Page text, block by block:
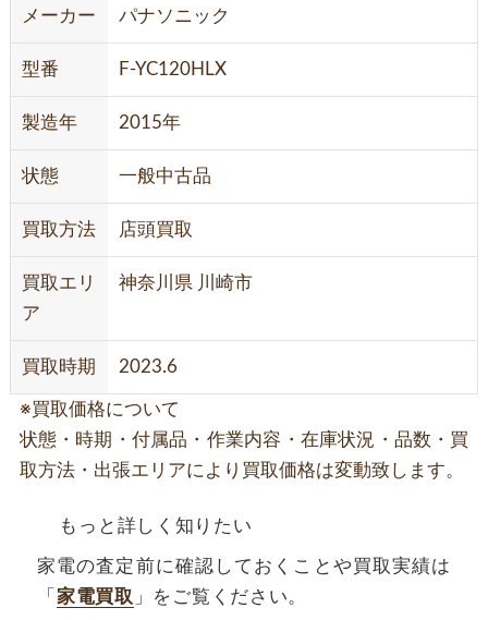
メーカー パナソニック
型番 F-YC120HLX
製造年 2015年
状態 一般中古品
買取方法 店頭買取
買取エリ
ア
神奈川県 川崎市
買取時期 2023.6
※買取価格について
状態・時期・付属品・作業内容・在庫状況・品数・買
取方法・出張エリアにより買取価格は変動致します。
もっと詳しく知りたい
家電の査定前に確認しておくことや買取実績は
「 家電買取 」をご覧ください。